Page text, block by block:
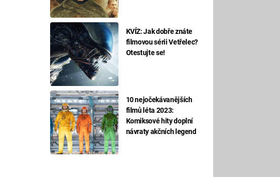
KVÍZ: Jak dobře znáte
filmovou sérii Vetřelec?
Otestujte se!
10 nejočekávanějších
filmů léta 2023:
Komiksové hity doplní
návraty akčních legend